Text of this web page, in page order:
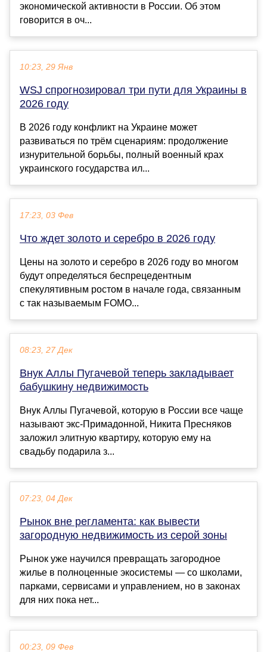
экономической активности в России. Об этом
говорится в оч...
10:23, 29 Янв
WSJ спрогнозировал три пути для Украины в
2026 году
В 2026 году конфликт на Украине может
развиваться по трём сценариям: продолжение
изнурительной борьбы, полный военный крах
украинского государства ил...
17:23, 03 Фев
Что ждет золото и серебро в 2026 году
Цены на золото и серебро в 2026 году во многом
будут определяться беспрецедентным
спекулятивным ростом в начале года, связанным
с так называемым FOMO...
08:23, 27 Дек
Внук Аллы Пугачевой теперь закладывает
бабушкину недвижимость
Внук Аллы Пугачевой, которую в России все чаще
называют экс-Примадонной, Никита Пресняков
заложил элитную квартиру, которую ему на
свадьбу подарила з...
07:23, 04 Дек
Рынок вне регламента: как вывести
загородную недвижимость из серой зоны
Рынок уже научился превращать загородное
жилье в полноценные экосистемы — со школами,
парками, сервисами и управлением, но в законах
для них пока нет...
00:23, 09 Фев